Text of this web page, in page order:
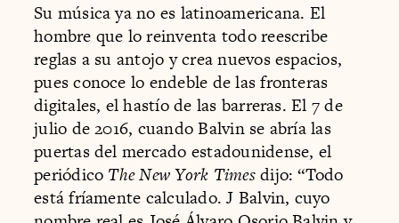
Su música ya no es latinoamericana. El
hombre que lo reinventa todo reescribe
reglas a su antojo y crea nuevos espacios,
pues conoce lo endeble de las fronteras
digitales, el hastío de las barreras. El 7 de
julio de 2016, cuando Balvin se abría las
puertas del mercado estadounidense, el
periódico The New York Timesdijo: “Todo
está fríamente calculado. J Balvin, cuyo